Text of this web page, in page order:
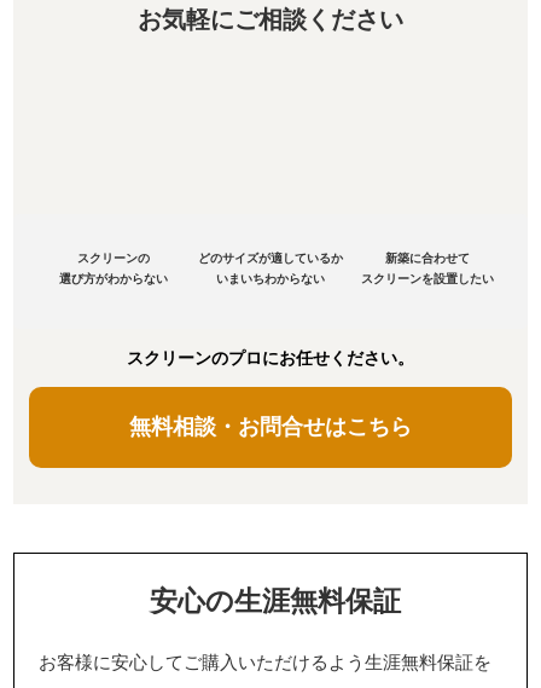
お気軽にご相談ください
スクリーンの
選び方がわからない
どのサイズが適しているか
いまいちわからない
新築に合わせて
スクリーンを設置したい
スクリーンのプロにお任せください。
無料相談・お問合せはこちら
安心の生涯無料保証
お客様に安心してご購入いただけるよう生涯無料保証を